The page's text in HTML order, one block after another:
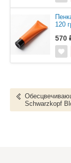
120
570
Schwarzkopf